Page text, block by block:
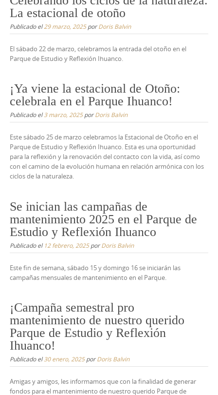
La estacional de otoño
Publicado el29 marzo, 2025porDoris Balvin
El sábado 22 de marzo, celebramos la entrada del otoño en el
Parque de Estudio y Reflexión Ihuanco.
¡Ya viene la estacional de Otoño:
celebrala en el Parque Ihuanco!
Publicado el3 marzo, 2025porDoris Balvin
Este sábado 25 de marzo celebramos la Estacional de Otoño en el
Parque de Estudio y Reflexión Ihuanco. Esta es una oportunidad
para la reflexión y la renovación del contacto con la vida, así como
con el camino de la evolución humana en relación armónica con los
ciclos de la naturaleza.
Se inician las campañas de
mantenimiento 2025 en el Parque de
Estudio y Reflexión Ihuanco
Publicado el 12 febrero, 2025porDoris Balvin
Este fin de semana, sábado 15 y domingo 16 se iniciarán las
campañas mensuales de mantenimiento en el Parque.
¡Campaña semestral pro
mantenimiento de nuestro querido
Parque de Estudio y Reflexión
Ihuanco!
Publicado el30 enero, 2025porDoris Balvin
Amigas y amigos, les informamos que con la finalidad de generar
fondos para el mantenimiento de nuestro querido Parque de